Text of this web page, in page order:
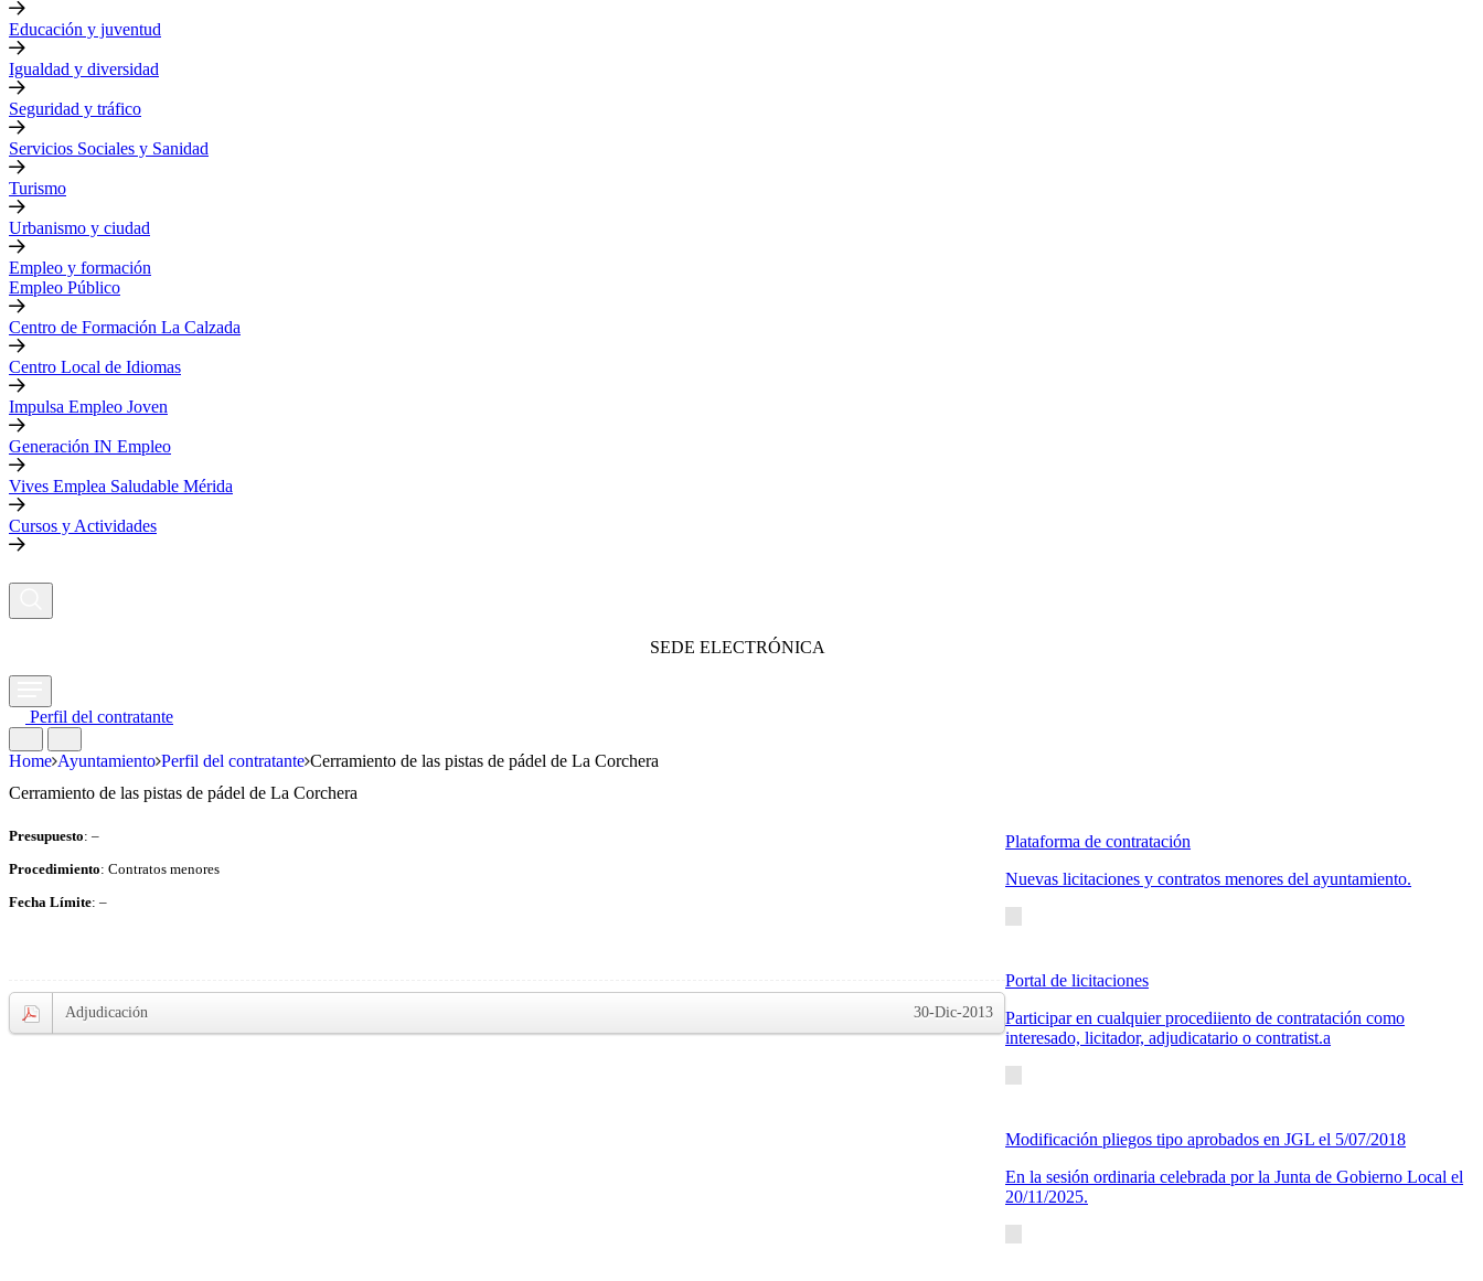
Educación y juventud
Igualdad y diversidad
Seguridad y tráfico
Servicios Sociales y Sanidad
Turismo
Urbanismo y ciudad
Empleo y formación
Empleo Público
Centro de Formación La Calzada
Centro Local de Idiomas
Impulsa Empleo Joven
Generación IN Empleo
Vives Emplea Saludable Mérida
Cursos y Actividades
SEDE ELECTRÓNICA
Perfil del contratante
Home Ayuntamiento Perfil del contratante Cerramiento de las pistas de pádel de La Corchera
Cerramiento de las pistas de pádel de La Corchera
Presupuesto: –
Procedimiento: Contratos menores
Fecha Límite: –
30-Dic-2013
Adjudicación
Plataforma de contratación
Nuevas licitaciones y contratos menores del ayuntamiento.
Portal de licitaciones
Participar en cualquier procediiento de contratación como
interesado, licitador, adjudicatario o contratist.a
Modificación pliegos tipo aprobados en JGL el 5/07/2018
En la sesión ordinaria celebrada por la Junta de Gobierno Local el
20/11/2025.